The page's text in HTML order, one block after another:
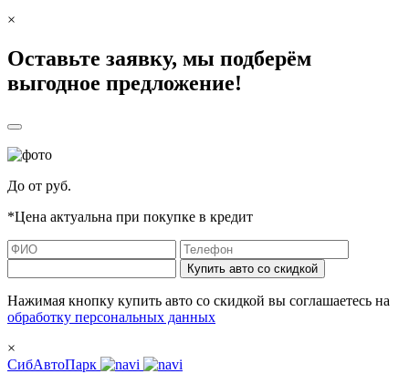
×
Оставьте заявку, мы подберём
выгодное предложение!
До от руб.
*Цена актуальна при покупке в кредит
Купить авто со скидкой
Нажимая кнопку купить авто со скидкой вы соглашаетесь на
обработку персональных данных
×
СибАвтоПарк